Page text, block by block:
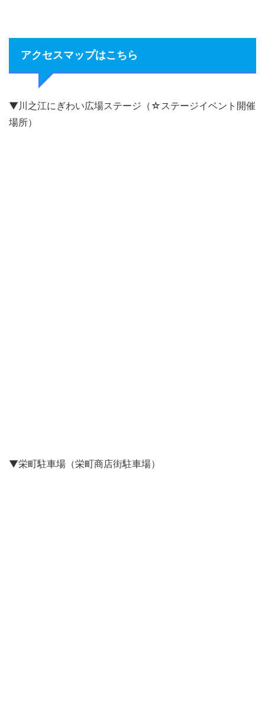
アクセスマップはこちら
▼川之江にぎわい広場ステージ（☆ステージイベント開催
場所）
▼栄町駐車場（栄町商店街駐車場）